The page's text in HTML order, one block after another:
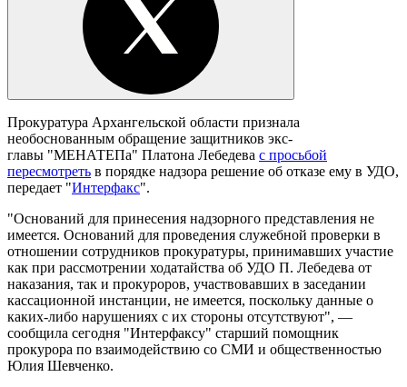
Прокуратура Архангельской области признала
необоснованным обращение защитников экс-
главы "МЕНАТЕПа" Платона Лебедева с просьбой
пересмотреть в порядке надзора решение об отказе ему в УДО,
передает "Интерфакс".
"Оснований для принесения надзорного представления не
имеется. Оснований для проведения служебной проверки в
отношении сотрудников прокуратуры, принимавших участие
как при рассмотрении ходатайства об УДО П. Лебедева от
наказания, так и прокуроров, участвовавших в заседании
кассационной инстанции, не имеется, поскольку данные о
каких-либо нарушениях с их стороны отсутствуют", —
сообщила сегодня "Интерфаксу" старший помощник
прокурора по взаимодействию со СМИ и общественностью
Юлия Шевченко.